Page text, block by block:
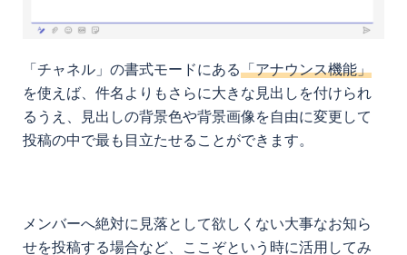
「チャネル」の書式モードにある「アナウンス機能」
を使えば、件名よりもさらに大きな見出しを付けられ
るうえ、見出しの背景色や背景画像を自由に変更して
投稿の中で最も目立たせることができます。
メンバーへ絶対に見落として欲しくない大事なお知ら
せを投稿する場合など、ここぞという時に活用してみ